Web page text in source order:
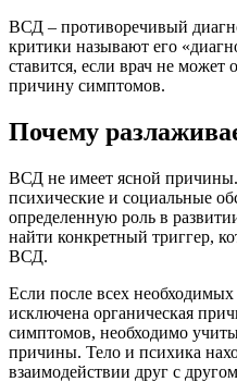
ВСД – противоречивый
критики называют его
ставится, если врач не может
причину симптомов.
Почему
ВСД не имеет ясной
психические и социальные
определенную роль в
найти конкретный триггер,
ВСД.
Если после всех
исключена органическая
симптомов, необходимо
причины. Тело и психика
взаимодействии друг с